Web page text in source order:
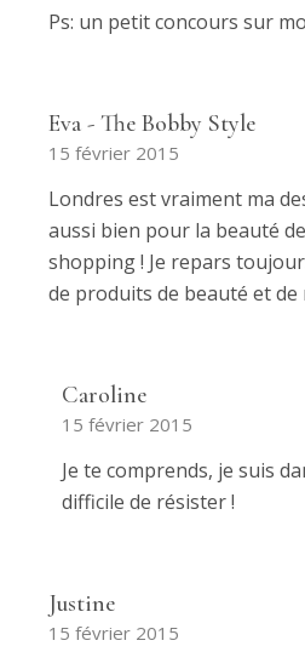
Ps: un petit concours sur
Eva - The Bobby Style
15 février 2015
Londres est vraiment ma
aussi bien pour la beauté
shopping ! Je repars
de produits de beauté et de
Caroline
15 février 2015
Je te comprends, je suis
difficile de résister !
Justine
15 février 2015